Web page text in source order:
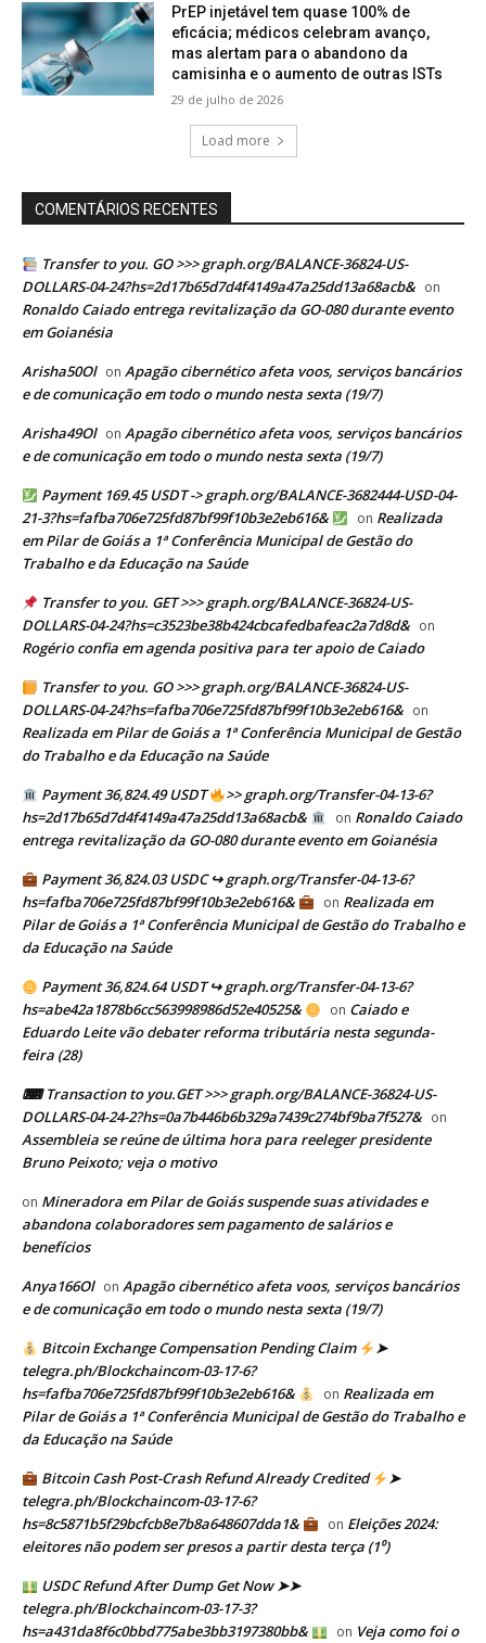
PrEP injetável tem quase 100% de
eficácia; médicos celebram avanço,
mas alertam para o abandono da
camisinha e o aumento de outras ISTs
29 de julho de 2026
Load more
COMENTÁRIOS RECENTES
Transfer to you. GO >>> graph.org/BALANCE-36824-US-
DOLLARS-04-24?hs=2d17b65d7d4f4149a47a25dd13a68acb& on
Ronaldo Caiado entrega revitalização da GO-080 durante evento
em Goianésia
Arisha50Ol on Apagão cibernético afeta voos, serviços bancários
e de comunicação em todo o mundo nesta sexta (19/7)
Arisha49Ol on Apagão cibernético afeta voos, serviços bancários
e de comunicação em todo o mundo nesta sexta (19/7)
Payment 169.45 USDT -> graph.org/BALANCE-3682444-USD-04-
21-3?hs=fafba706e725fd87bf99f10b3e2eb616&
on Realizada
em Pilar de Goiás a 1ª Conferência Municipal de Gestão do
Trabalho e da Educação na Saúde
Transfer to you. GET >>> graph.org/BALANCE-36824-US-
DOLLARS-04-24?hs=c3523be38b424cbcafedbafeac2a7d8d& on
Rogério confia em agenda positiva para ter apoio de Caiado
Transfer to you. GO >>> graph.org/BALANCE-36824-US-
DOLLARS-04-24?hs=fafba706e725fd87bf99f10b3e2eb616& on
Realizada em Pilar de Goiás a 1ª Conferência Municipal de Gestão
do Trabalho e da Educação na Saúde
Payment 36,824.49 USDT
>> graph.org/Transfer-04-13-6?
hs=2d17b65d7d4f4149a47a25dd13a68acb&
on Ronaldo Caiado
entrega revitalização da GO-080 durante evento em Goianésia
Payment 36,824.03 USDC ↪ graph.org/Transfer-04-13-6?
hs=fafba706e725fd87bf99f10b3e2eb616&
on Realizada em
Pilar de Goiás a 1ª Conferência Municipal de Gestão do Trabalho e
da Educação na Saúde
Payment 36,824.64 USDT ↪ graph.org/Transfer-04-13-6?
hs=abe42a1878b6cc563998986d52e40525&
on Caiado e
Eduardo Leite vão debater reforma tributária nesta segunda-
feira (28)
⌨ Transaction to you.GET >>> graph.org/BALANCE-36824-US-
DOLLARS-04-24-2?hs=0a7b446b6b329a7439c274bf9ba7f527& on
Assembleia se reúne de última hora para reeleger presidente
Bruno Peixoto; veja o motivo
on Mineradora em Pilar de Goiás suspende suas atividades e
abandona colaboradores sem pagamento de salários e
benefícios
Anya166Ol on Apagão cibernético afeta voos, serviços bancários
e de comunicação em todo o mundo nesta sexta (19/7)
Bitcoin Exchange Compensation Pending Claim
➤
telegra.ph/Blockchaincom-03-17-6?
hs=fafba706e725fd87bf99f10b3e2eb616&
on Realizada em
Pilar de Goiás a 1ª Conferência Municipal de Gestão do Trabalho e
da Educação na Saúde
Bitcoin Cash Post-Crash Refund Already Credited
➤
telegra.ph/Blockchaincom-03-17-6?
hs=8c5871b5f29bcfcb8e7b8a648607dda1&
on Eleições 2024:
eleitores não podem ser presos a partir desta terça (1⁰)
USDC Refund After Dump Get Now ➤➤
telegra.ph/Blockchaincom-03-17-3?
hs=a431da8f6c0bbd775abe3bb3197380bb&
on Veja como foi o